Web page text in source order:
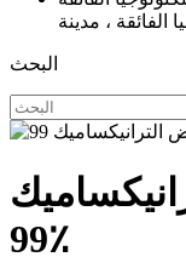
البحث
99٪